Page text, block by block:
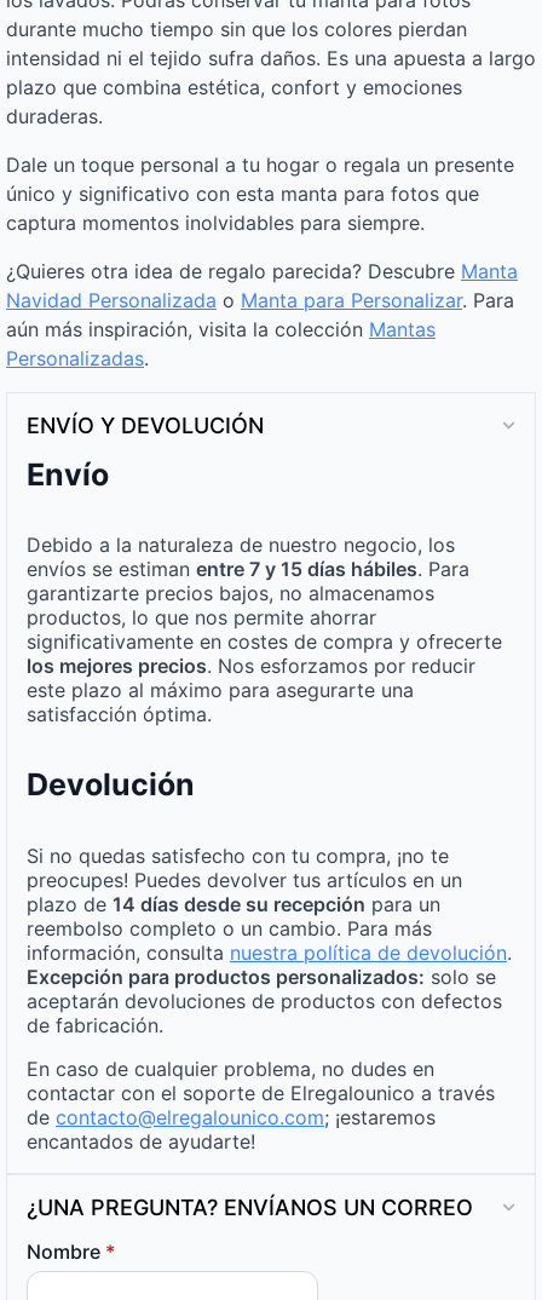
durante mucho tiempo sin que los colores pierdan
intensidad ni el tejido sufra daños. Es una apuesta a largo
plazo que combina estética, confort y emociones
duraderas.
Dale un toque personal a tu hogar o regala un presente
único y significativo con esta manta para fotos que
captura momentos inolvidables para siempre.
¿Quieres otra idea de regalo parecida? Descubre Manta
Navidad Personalizada o Manta para Personalizar. Para
aún más inspiración, visita la colección Mantas
Personalizadas.
ENVÍO Y DEVOLUCIÓN
Envío
Debido a la naturaleza de nuestro negocio, los
envíos se estiman entre 7 y 15 días hábiles. Para
garantizarte precios bajos, no almacenamos
productos, lo que nos permite ahorrar
significativamente en costes de compra y ofrecerte
los mejores precios. Nos esforzamos por reducir
este plazo al máximo para asegurarte una
satisfacción óptima.
Devolución
Si no quedas satisfecho con tu compra, ¡no te
preocupes! Puedes devolver tus artículos en un
plazo de 14 días desde su recepción para un
reembolso completo o un cambio. Para más
información, consulta nuestra política de devolución.
Excepción para productos personalizados: solo se
aceptarán devoluciones de productos con defectos
de fabricación.
En caso de cualquier problema, no dudes en
contactar con el soporte de Elregalounico a través
de contacto@elregalounico.com; ¡estaremos
encantados de ayudarte!
¿UNA PREGUNTA? ENVÍANOS UN CORREO
Nombre *